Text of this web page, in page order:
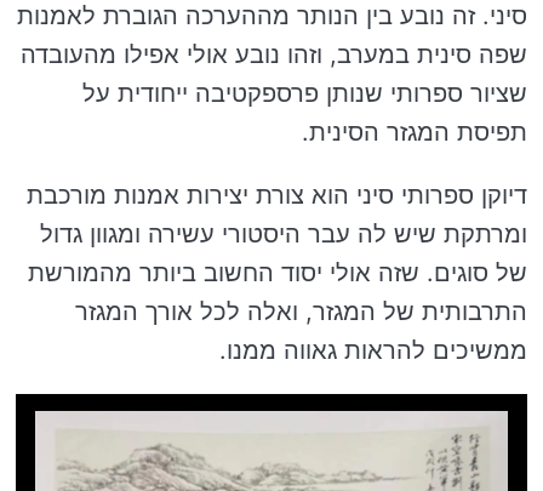
סיני. זה נובע בין הנותר מההערכה הגוברת לאמנות
שפה סינית במערב, וזהו נובע אולי אפילו מהעובדה
שציור ספרותי שנותן פרספקטיבה ייחודית על
תפיסת המגזר הסינית.
דיוקן ספרותי סיני הוא צורת יצירות אמנות מורכבת
ומרתקת שיש לה עבר היסטורי עשירה ומגוון גדול
של סוגים. שזה אולי יסוד החשוב ביותר מהמורשת
התרבותית של המגזר, ואלה לכל אורך המגזר
ממשיכים להראות גאווה ממנו.